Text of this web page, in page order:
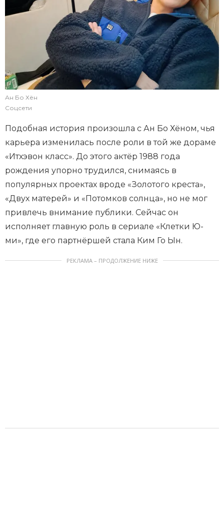
Ан Бо Хён
Соцсети
Подобная история произошла с Ан Бо Хёном, чья
карьера изменилась после роли в той же дораме
«Итхэвон класс». До этого актёр 1988 года
рождения упорно трудился, снимаясь в
популярных проектах вроде «Золотого креста»,
«Двух матерей» и «Потомков солнца», но не мог
привлечь внимание публики. Сейчас он
исполняет главную роль в сериале «Клетки Ю-
ми», где его партнёршей стала Ким Го Ын.
РЕКЛАМА – ПРОДОЛЖЕНИЕ НИЖЕ